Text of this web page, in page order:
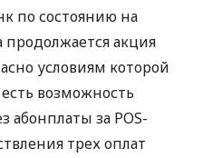
по состоянию на
акция
условиям которой
возможность
абонплаты за POS-
трех оплат